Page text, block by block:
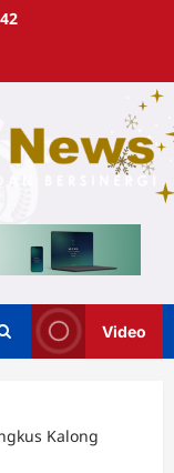
Video
Kalong